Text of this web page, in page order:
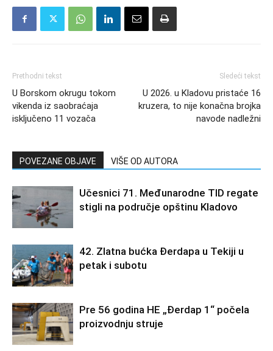
Prethodni tekst
U Borskom okrugu tokom
vikenda iz saobraćaja
isključeno 11 vozača
Sledeći tekst
U 2026. u Kladovu pristaće 16
kruzera, to nije konačna brojka
navode nadležni
POVEZANE OBJAVE VIŠE OD AUTORA
Učesnici 71. Međunarodne TID regate
stigli na područje opštinu Kladovo
42. Zlatna bućka Đerdapa u Tekiji u
petak i subotu
Pre 56 godina HE „Đerdap 1“ počela
proizvodnju struje